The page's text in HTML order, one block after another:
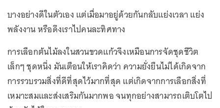
บางอย่างดีในตัวเอง แต่เมื่อมาอยู่ด้วยกันกลับแย่งเวลา แย่ง
พลังงาน หรือดึงเราไปคนละทิศทาง
การเลือกต้นไม้ลงในสวนขวดแก้วจึงเหมือนการจัดชุดชีวิต
เล็กๆ ชุดหนึ่ง มันเตือนให้เราคิดว่า ความยั่งยืนไม่ได้เกิดจาก
การรวบรวมสิ่งที่ดีที่สุดไว้มากที่สุด แต่เกิดจากการเลือกสิ่งที่
เหมาะสมและส่งเสริมกันมากพอ จนทุกอย่างสามารถเติบโตไป